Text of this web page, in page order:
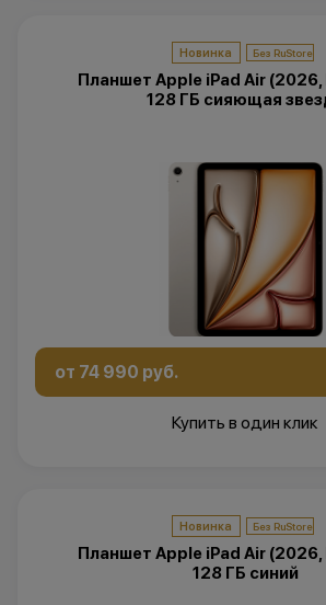
Новинка
Планшет Apple iPad Air (2026,
128 ГБ сияющая
от 74 990 руб.
Купить в один клик
Новинка
Планшет Apple iPad Air (2026,
128 ГБ синий